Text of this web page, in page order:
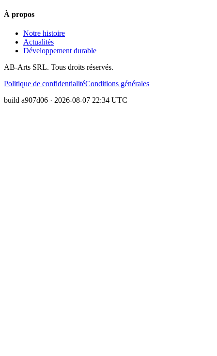
À propos
Notre histoire
Actualités
Développement durable
AB-Arts SRL. Tous droits réservés.
Politique de confidentialitéConditions générales
build a907d06 · 2026-08-07 22:34 UTC